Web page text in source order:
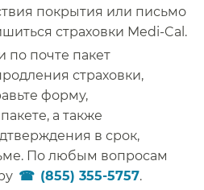
покрытия или письмо
страховки Medi-Cal.​​
по почте пакет
страховки,
форму,
а также
в срок,
По любым вопросам
(855) 355-5757.​​